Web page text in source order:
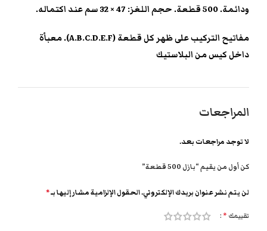
ودائمة. 500 قطعة. حجم اللغز: 47 × 32 سم عند اكتماله.
مفاتيح التركيب على ظهر كل قطعة (A.B.C.D.E.F). معبأة
داخل كيس من البلاستيك
المراجعات
لا توجد مراجعات بعد.
كن أول من يقيم “بازل 500 قطعة”
لن يتم نشر عنوان بريدك الإلكتروني.الحقول الإلزامية مشار إليها بـ*
تقييمك *